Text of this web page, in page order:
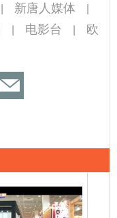
新唐人媒体
电影台
欧